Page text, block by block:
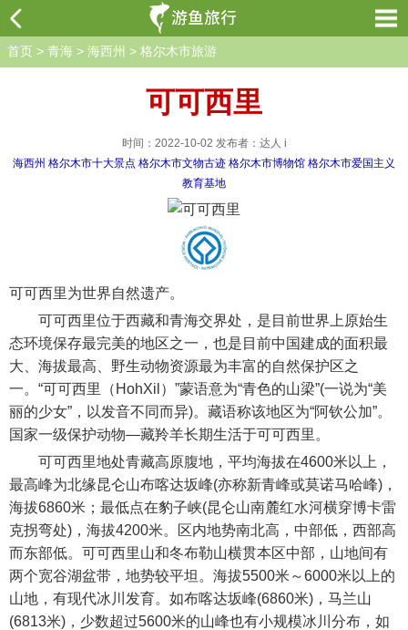
首页 > 青海 > 海西州 > 格尔木市旅游
可可西里
时间：2022-10-02 发布者：达人 i
海西州 格尔木市十大景点 格尔木市文物古迹 格尔木市博物馆 格尔木市爱国主义
教育基地
可可西里为世界自然遗产。
可可西里位于西藏和青海交界处，是目前世界上原始生
态环境保存最完美的地区之一，也是目前中国建成的面积最
大、海拔最高、野生动物资源最为丰富的自然保护区之
一。“可可西里（HohXil）”蒙语意为“青色的山梁”(一说为“美
丽的少女”，以发音不同而异)。藏语称该地区为“阿钦公加”。
国家一级保护动物—藏羚羊长期生活于可可西里。
可可西里地处青藏高原腹地，平均海拔在4600米以上，
最高峰为北缘昆仑山布喀达坂峰(亦称新青峰或莫诺马哈峰)，
海拔6860米；最低点在豹子峡(昆仑山南麓红水河横穿博卡雷
克拐弯处)，海拔4200米。区内地势南北高，中部低，西部高
而东部低。可可西里山和冬布勒山横贯本区中部，山地间有
两个宽谷湖盆带，地势较平坦。海拔5500米～6000米以上的
山地，有现代冰川发育。如布喀达坂峰(6860米)，马兰山
(6813米)，少数超过5600米的山峰也有小规模冰川分布，如